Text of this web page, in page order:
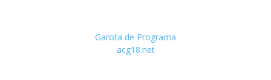
Garota de Programa
acg18.net